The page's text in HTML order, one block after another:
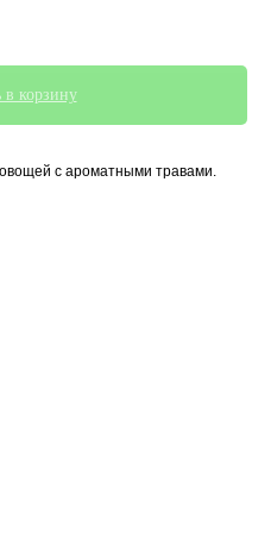
в корзину
овощей с ароматными травами.